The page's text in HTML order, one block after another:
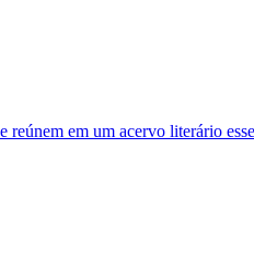
em um acervo literário